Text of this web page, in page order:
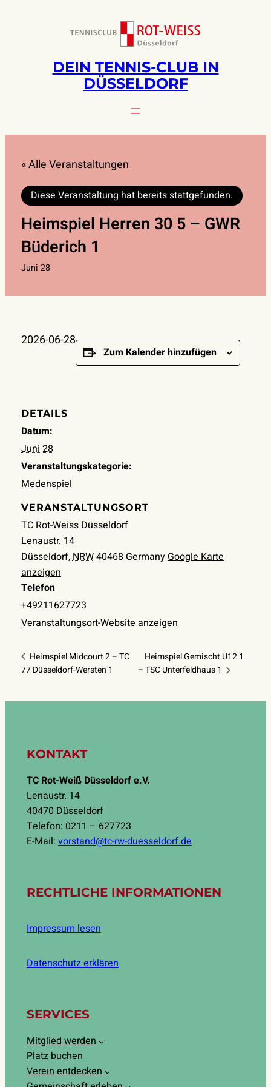
DEIN TENNIS-CLUB IN
DÜSSELDORF
« Alle Veranstaltungen
Diese Veranstaltung hat bereits stattgefunden.
Heimspiel Herren 30 5 – GWR
Büderich 1
Juni 28
2026-06-28
Zum Kalender hinzufügen
DETAILS
Datum:
Juni 28
Veranstaltungskategorie:
Medenspiel
VERANSTALTUNGSORT
TC Rot-Weiss Düsseldorf
Lenaustr. 14
Düsseldorf,NRW40468 GermanyGoogle Karte
anzeigen
Telefon
+49211627723
Veranstaltungsort-Website anzeigen
Heimspiel Midcourt 2 – TC
77 Düsseldorf-Wersten 1
Heimspiel Gemischt U12 1
– TSC Unterfeldhaus 1
KONTAKT
TC Rot-Weiß Düsseldorf e.V.
Lenaustr. 14
40470 Düsseldorf
Telefon: 0211 – 627723
E-Mail:vorstand@tc-rw-duesseldorf.de
RECHTLICHE INFORMATIONEN
Impressum lesen
Datenschutz erklären
SERVICES
Mitglied werden
Platz buchen
Verein entdecken